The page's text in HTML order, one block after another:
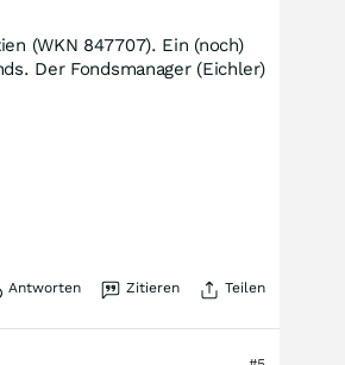
(WKN 847707). Ein (noch)
Der Fondsmanager (Eichler)
Antworten Zitieren Teilen